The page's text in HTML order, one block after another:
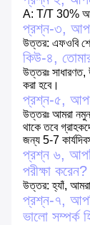
A: T/T 30%
প্রশ্ন-৩,
উত্তর: এফওবি
কিউ-৪,
উত্তরঃ সাধারণত,
করা হবে।
প্রশ্ন-৫,
উত্তরঃ আমরা
থাকে তবে
জন্য 5-7
প্রশ্ন ৬,
পরীক্ষা করেন?
উত্তর: হ্যাঁ,
প্রশ্ন-৭, আপনি
ভালো সম্পর্ক